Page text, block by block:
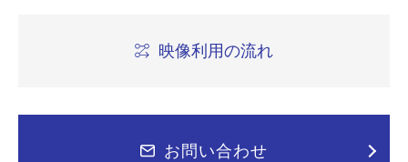
映像利用の流れ
お問い合わせ